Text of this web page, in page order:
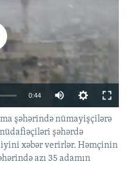
available
0:44
şəhərində nümayişçilərə
şəhərdə
xəbər verirlər. Həmçinin
azı 35 adamın